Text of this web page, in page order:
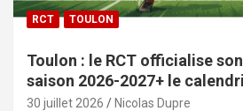
RCT TOULON
Toulon : le RCT officialise
saison 2026-2027+ le
30 juillet 2026 Nicolas Dupre